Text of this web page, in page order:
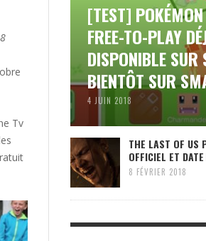
Tv
[TEST]
FREE-TO-PLAY
DISPONIBLE SUR
BIENTÔT SUR
4 JUIN 2018
THE LAST OF US
OFFICIEL ET
8 FÉVRIER 2018